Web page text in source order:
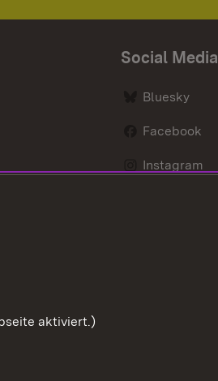
Social Media
Bluesky
Facebook
Instagram
aktiviert.)